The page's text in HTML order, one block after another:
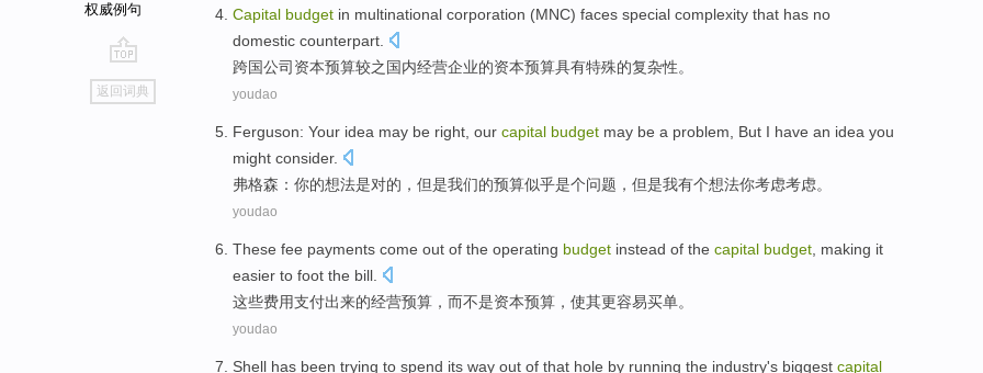
权威例句
go
top
返回词典
Capital budget in multinational corporation (MNC) faces special complexity that has no
domestic counterpart.
跨国公司 资本预算较之 国内经营企业的资本预算具有特殊的复杂性。
youdao
Ferguson: Your idea may be right our capital budget may be a problem But I have an idea you
might consider.
弗格森 ： 你的想法是对的， 但是我们的预算似乎是个问题 ，但是我有个想法你考虑考虑。
youdao
These fee payments come out of the operating budget instead of the capital budget making it
easier to foot the bill
这些费用支付出来的经营预算 ， 而不是资本预算， 使其更容易买单。
youdao
Shell has been trying to spend its way out of that hole by running the industry's biggest capital